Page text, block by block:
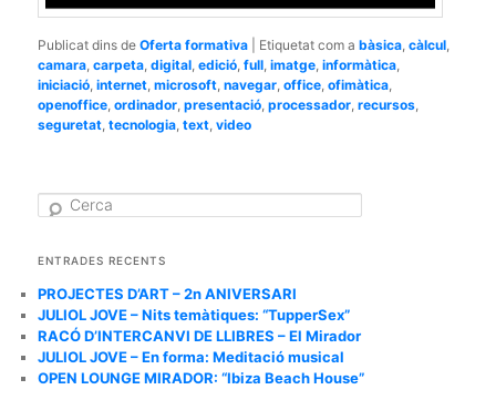
Publicat dins de Oferta formativa Etiquetat com a bàsica ,càlcul
camara ,carpeta ,digital ,edició ,full ,imatge ,informàtica
iniciació ,internet ,microsoft ,navegar ,office ,ofimàtica
openoffice ,ordinador ,presentació ,processador ,recursos
seguretat ,tecnologia ,text ,video
e
c
ENTRADES RECENTS
PROJECTES D’ART – 2n ANIVERSARI
JULIOL JOVE – Nits temàtiques: “TupperSex”
RACÓ D’INTERCANVI DE LLIBRES – El Mirador
JULIOL JOVE – En forma: Meditació musical
OPEN LOUNGE MIRADOR: “Ibiza Beach House”